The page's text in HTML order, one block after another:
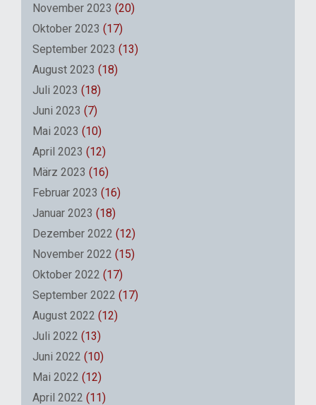
November 2023 (20)
Oktober 2023 (17)
September 2023 (13)
August 2023 (18)
Juli 2023 (18)
Juni 2023 (7)
Mai 2023 (10)
April 2023 (12)
März 2023 (16)
Februar 2023 (16)
Januar 2023 (18)
Dezember 2022 (12)
November 2022 (15)
Oktober 2022 (17)
September 2022 (17)
August 2022 (12)
Juli 2022 (13)
Juni 2022 (10)
Mai 2022 (12)
April 2022 (11)